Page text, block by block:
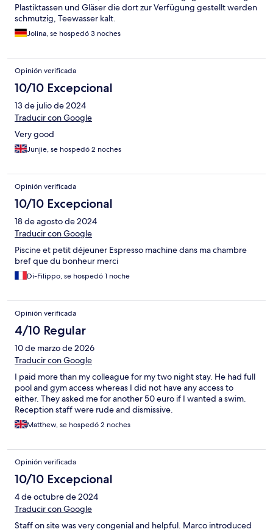
Plastiktassen und Gläser die dort zur Verfügung gestellt werden
schmutzig, Teewasser kalt.
Jolina, se hospedó 3 noches
Opinión verificada
10/10 Excepcional
13 de julio de 2024
Traducir con Google
Very good
Junjie, se hospedó 2 noches
Opinión verificada
10/10 Excepcional
18 de agosto de 2024
Traducir con Google
Piscine et petit déjeuner Espresso machine dans ma chambre
bref que du bonheur merci
Di-Filippo, se hospedó 1 noche
Opinión verificada
4/10 Regular
10 de marzo de 2026
Traducir con Google
I paid more than my colleague for my two night stay. He had full
pool and gym access whereas I did not have any access to
either. They asked me for another 50 euro if I wanted a swim.
Reception staff were rude and dismissive.
Matthew, se hospedó 2 noches
Opinión verificada
10/10 Excepcional
4 de octubre de 2024
Traducir con Google
Staff on site was very congenial and helpful. Marco introduced